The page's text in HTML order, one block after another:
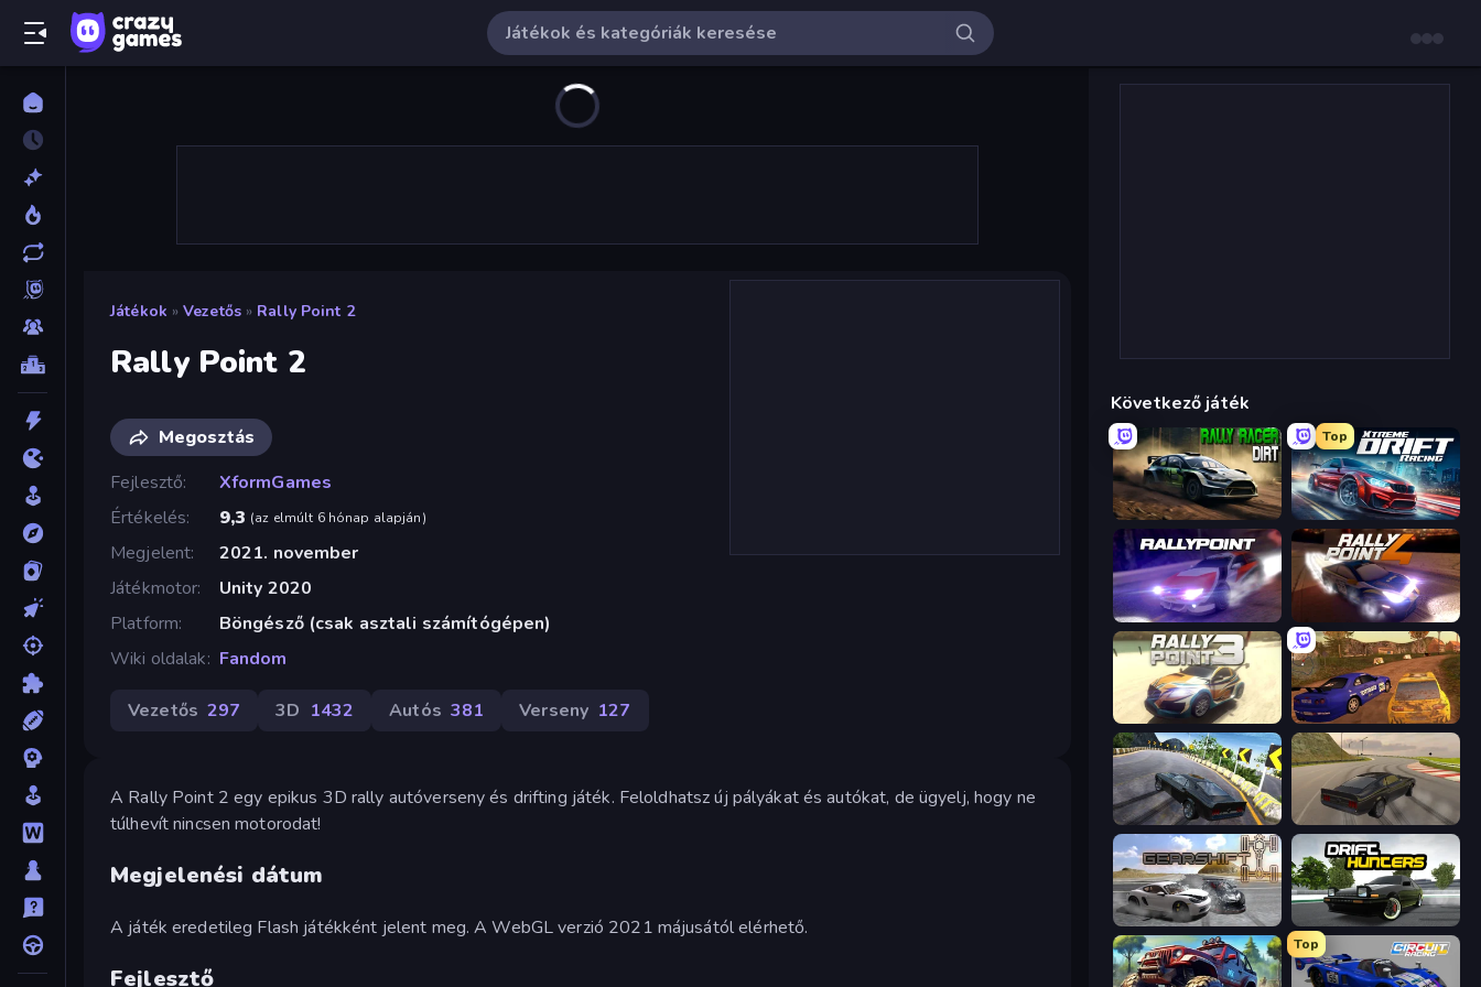
Játékok » Vezetős » Rally Point 2
Rally Point 2
Megosztás
Fejlesztő
XformGames
Értékelés
9,3 (az elmúlt 6 hónap alapján)
Megjelent
2021. november
Játékmotor
Unity 2020
Platform
Böngésző (csak asztali számítógépen)
Wiki oldalak
Fandom
Vezetős 297 3D 1432 Autós 381 Verseny 127
A Rally Point 2 egy epikus 3D rally autóverseny és drifting játék. Feloldhatsz új pályákat és autókat, de ügyelj, hogy ne
túlhevít nincsen motorodat!
Megjelenési dátum
A játék eredetileg Flash játékként jelent meg. A WebGL verzió 2021 májusától elérhető.
Fejlesztő
Következő játék
Rally Racer Dirt
Top
Xtreme DRIFT Racing
Rally Point Rally Point 4
Rally Point 3 Dirt Rally Driver HD
Burnout Drift 2: Hilltop Burnout Drift
Gearshift One Drift Hunters
Top